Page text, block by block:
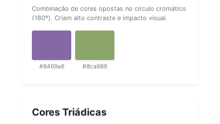
Combinação de cores opostas no círculo cromático
(180º). Criam alto contraste e impacto visual.
#8469a6 #8ca669
Cores Triádicas